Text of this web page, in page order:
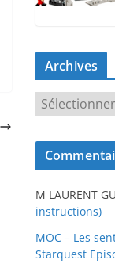
Archives
r
c
v
e
s
M LAURENT
instructions)
MOC – Les
Starquest